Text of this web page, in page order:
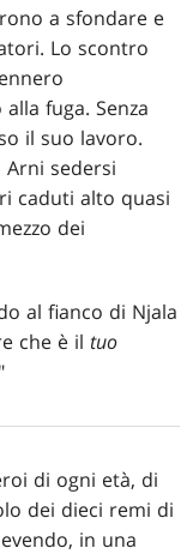
a sfondare e
Lo scontro
fuga. Senza
il suo lavoro.
sedersi
caduti alto quasi
dei
al fianco di Njala
che è iltuo
di ogni età, di
dei dieci remi di
in una